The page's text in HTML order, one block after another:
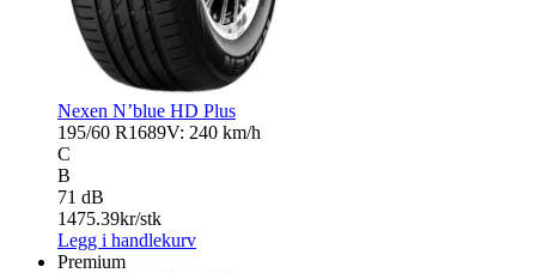
Nexen N’blue HD Plus
195/60 R1689V: 240 km/h
C
B
71 dB
1475.39kr/stk
Legg i handlekurv
Premium